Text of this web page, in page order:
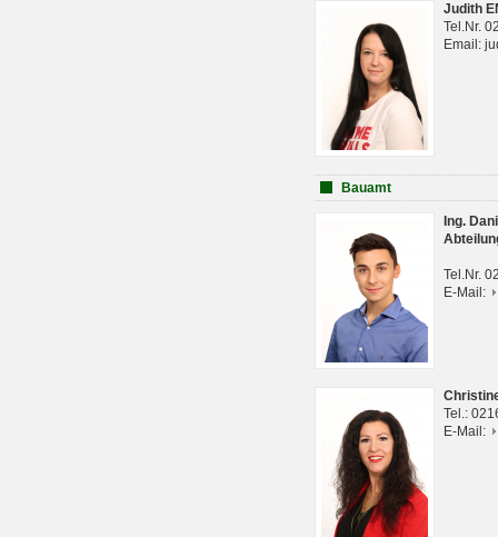
Judith
Tel.Nr.
Email:
Bauamt
Ing.
Tel.Nr.
E-Mail:
Tel.:
E-Mail: